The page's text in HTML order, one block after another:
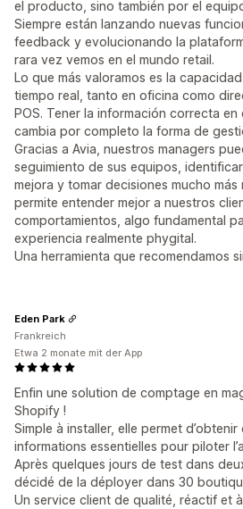
el producto, sino también por el
Siempre están lanzando nuevas
feedback y evolucionando la
rara vez vemos en el mundo retail.
Lo que más valoramos es la
tiempo real, tanto en oficina como
POS. Tener la información correcta
cambia por completo la forma de
Gracias a Avia, nuestros managers
seguimiento de sus equipos,
mejora y tomar decisiones mucho más
permite entender mejor a nuestros
comportamientos, algo fundamental
experiencia realmente phygital.
Una herramienta que recomendamos
Enfin une solution de comptage en
Shopify !
Simple à installer, elle permet
informations essentielles pour piloter
Après quelques jours de test dans
décidé de la déployer dans 30
Un service client de qualité, réactif et à
Eden Park
Frankreich
Etwa 2 monate mit der App